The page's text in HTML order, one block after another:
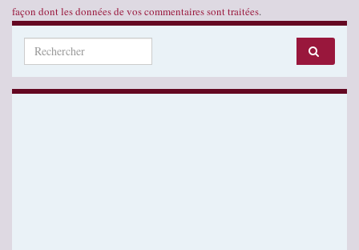
façon dont les données de vos commentaires sont traitées.
Search for: